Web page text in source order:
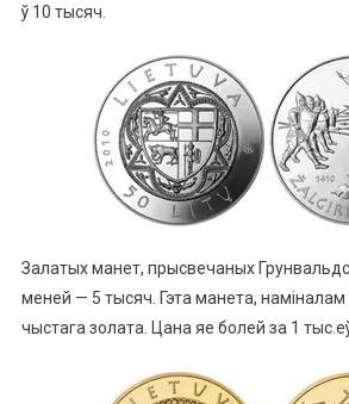
ў 10 тысяч.
Залатых манет, прысвечаных
меней — 5 тысяч. Гэта манета, наміналам
чыстага золата. Цана яе болей за 1